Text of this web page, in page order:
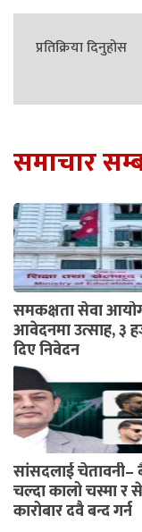
प्रतिक्रिया दिनुहोस
समाचार
समकक्षता सेवा
आवेदनमा उत्साह, ३
दिए निवेदन
सांसदलाई
चल्दा कालो चस्मा र
कारोबार दुवै बन्द गर्नू